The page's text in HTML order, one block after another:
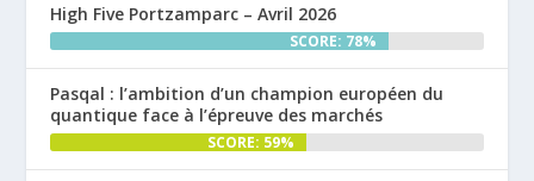
High Five Portzamparc – Avril 2026
SCORE: 78%
Pasqal : l’ambition d’un champion européen du
quantique face à l’épreuve des marchés
SCORE: 59%